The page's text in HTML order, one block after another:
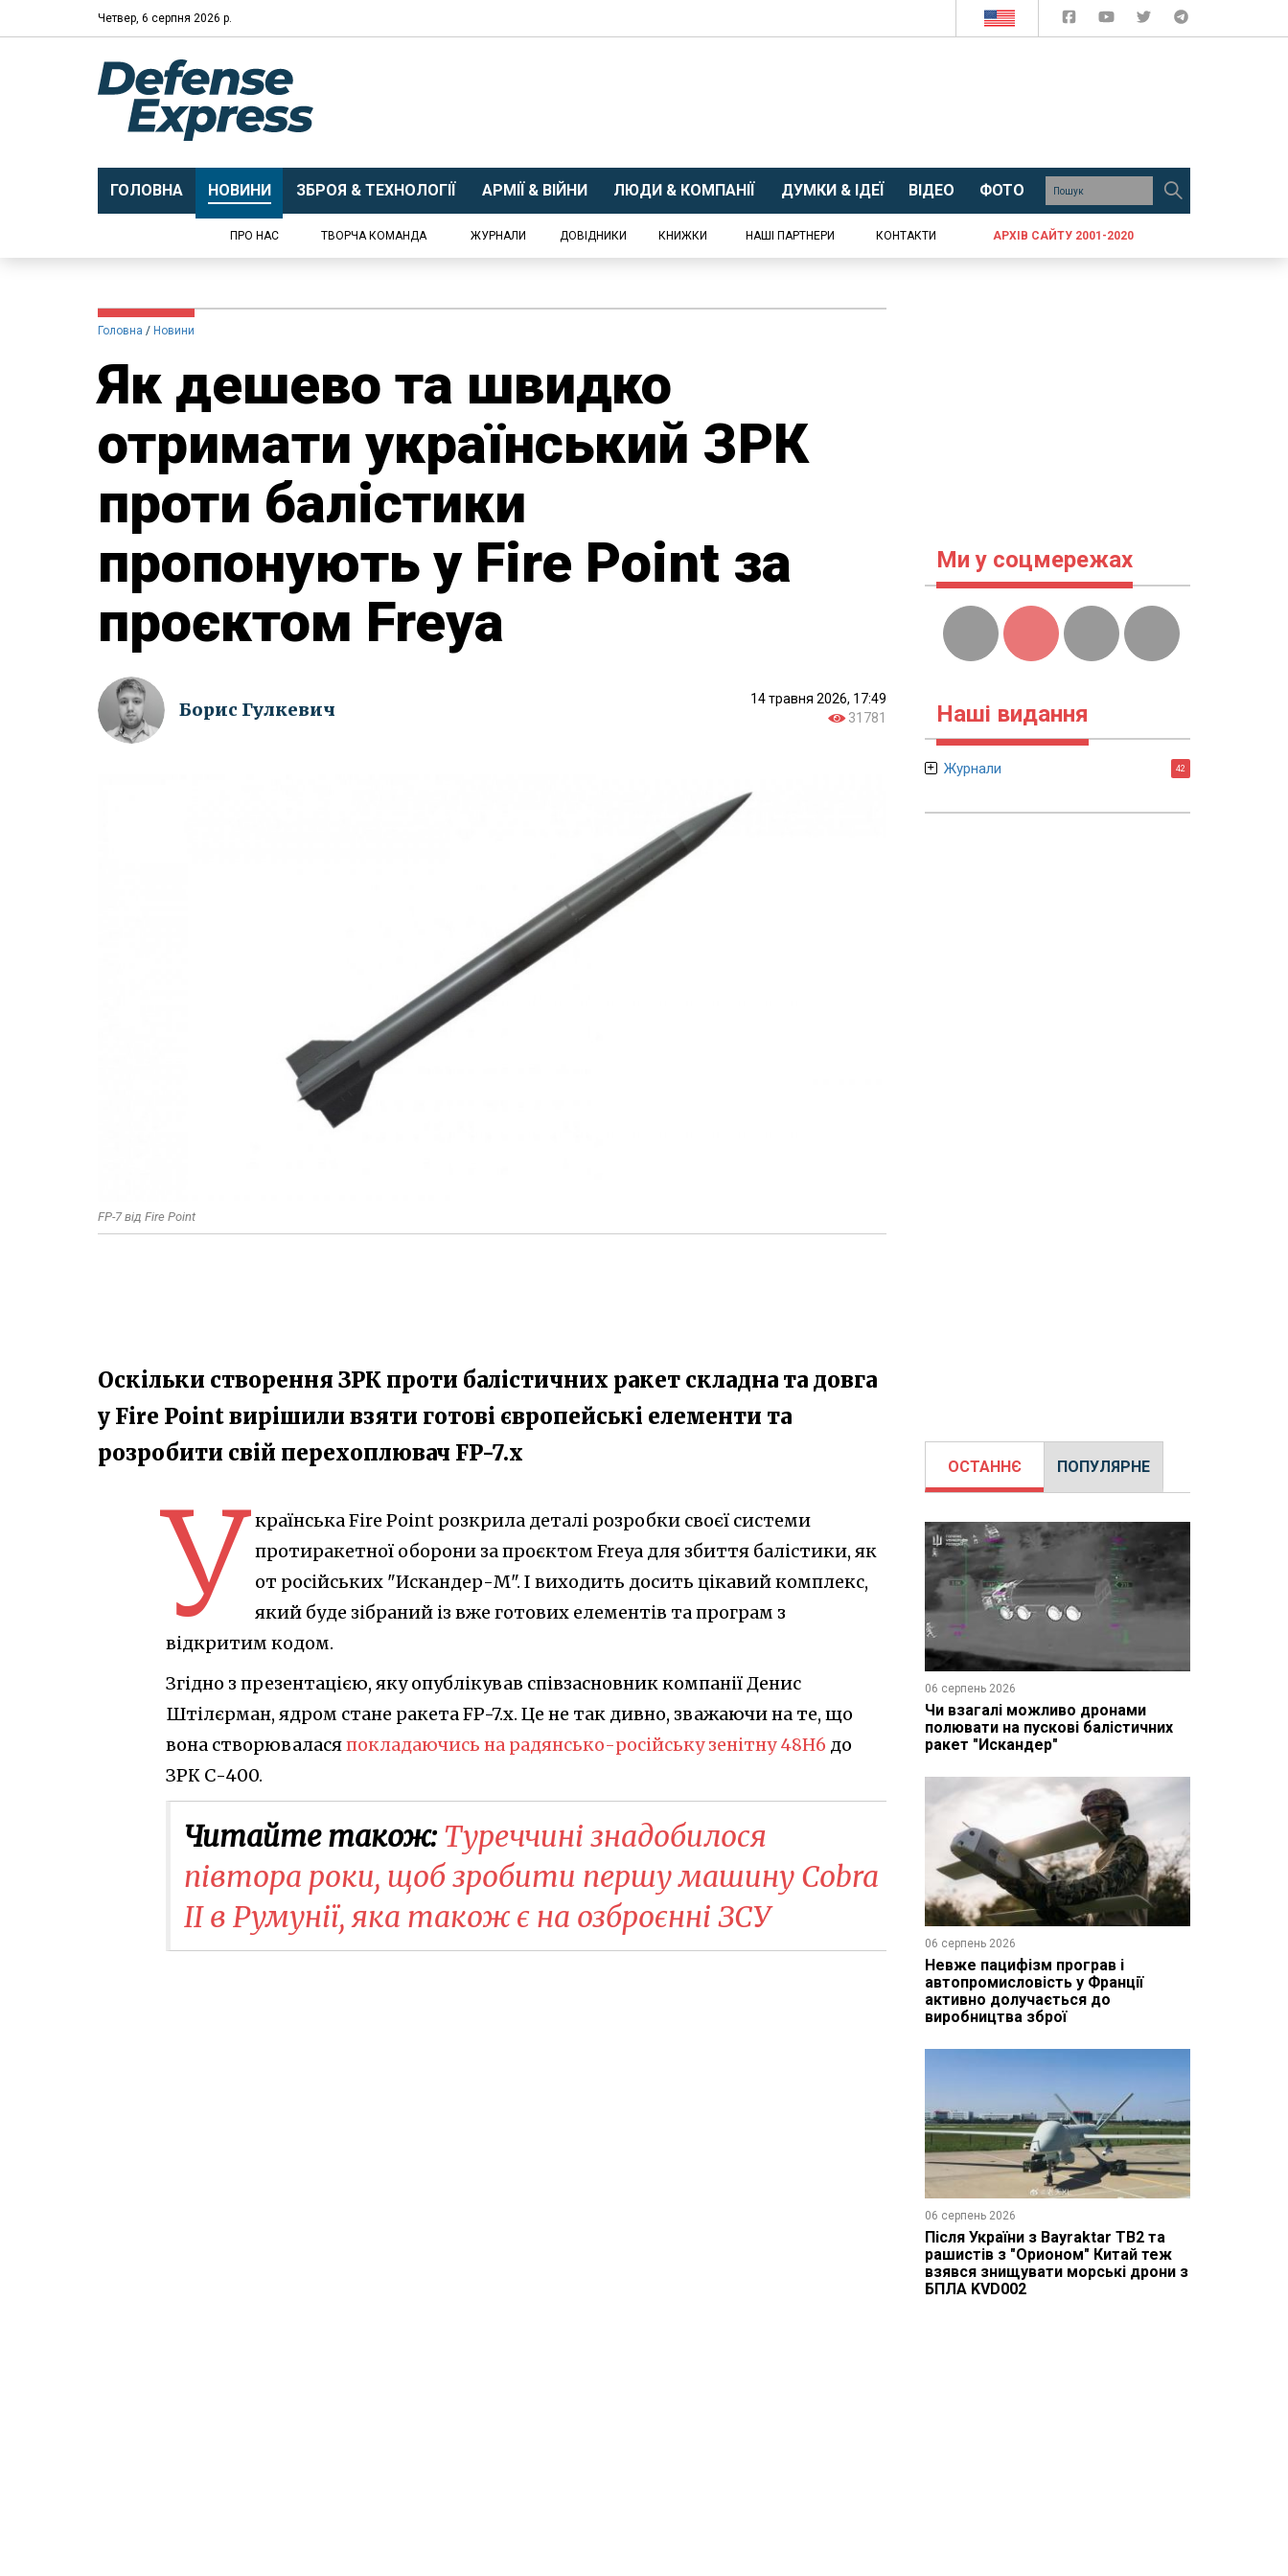
Четвер, 6 серпня 2026 р.
ГОЛОВНА НОВИНИ ЗБРОЯ & ТЕХНОЛОГІЇ АРМІЇ & ВІЙНИ ЛЮДИ & КОМПАНІЇ ДУМКИ & ІДЕЇ ВІДЕО ФОТО
ПРО НАС ТВОРЧА КОМАНДА ЖУРНАЛИ ДОВІДНИКИ КНИЖКИ НАШІ ПАРТНЕРИ КОНТАКТИ АРХІВ САЙТУ 2001-2020
Головна Новини
Як дешево та швидко
отримати український ЗРК
проти балістики
пропонують у Fire Point за
проєктом Freya
Борис Гулкевич
14 травня 2026, 17:49
31781
FP-7 від Fire Point
Оскільки створення ЗРК проти балістичних ракет складна та довга
у Fire Point вирішили взяти готові європейські елементи та
розробити свій перехоплювач FP-7.x
У країнська Fire Point розкрила деталі розробки своєї системи
протиракетної оборони за проєктом Freya для збиття балістики, як
от російських "Искандер-М". І виходить досить цікавий комплекс,
який буде зібраний із вже готових елементів та програм з
відкритим кодом.
Згідно з презентацією, яку опублікував співзасновник компанії Денис
Штілєрман, ядром стане ракета FP-7.x. Це не так дивно, зважаючи на те, що
вона створюваласяпокладаючись на радянсько-російську зенітну 48Н6 до
ЗРК С-400.
Читайте також: Туреччині знадобилося
півтора роки, щоб зробити першу машину Cobra
II в Румунії, яка також є на озброєнні ЗСУ
Ми у соцмережах
Наші видання
Журнали 42
ОСТАННЄ ПОПУЛЯРНЕ
06 серпень 2026
Чи взагалі можливо дронами
полювати на пускові балістичних
ракет "Искандер"
06 серпень 2026
Невже пацифізм програв і
автопромисловість у Франції
активно долучається до
виробництва зброї
06 серпень 2026
Після України з Bayraktar TB2 та
рашистів з "Орионом" Китай теж
взявся знищувати морські дрони з
БПЛА KVD002